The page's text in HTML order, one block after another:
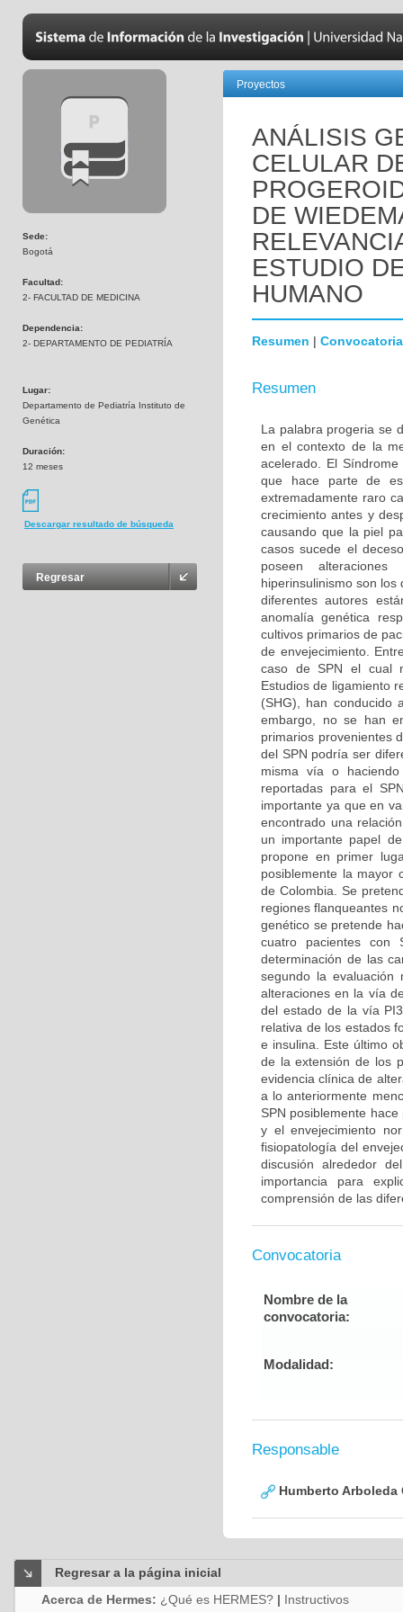
Sede:
Bogotá
Facultad:
2- FACULTAD DE MEDICINA
Dependencia:
2- DEPARTAMENTO DE PEDIATRÍA
Lugar:
Departamento de Pediatría Instituto de
Genética
Duración:
12 meses
Descargar resultado de búsqueda
Regresar
Proyectos
ANÁLISIS
CELULAR
DE
ESTUDIO
HUMANO
Resumen | Convocatoria
Resumen
La palabra progeria se
en el contexto de la
acelerado. El
que hace parte de
extremadamente raro
crecimiento antes y
causando que la piel
casos sucede el
poseen alteraciones
hiperinsulinismo son
diferentes autores
anomalía genética
cultivos primarios de
de envejecimiento.
caso de SPN el cual
Estudios de ligamiento
(SHG), han conducido
embargo, no se han
primarios provenientes
del SPN podría ser
misma vía o
reportadas para el
importante ya que en
encontrado una
un importante papel
propone en primer
posiblemente la mayor
de Colombia. Se
regiones flanqueantes
genético se pretende
cuatro pacientes con
determinación de las
segundo la evaluación
alteraciones en la vía
del estado de la vía
relativa de los estados
e insulina. Este último
de la extensión de los
evidencia clínica de
a lo anteriormente
SPN posiblemente
y el envejecimiento
fisiopatología del
discusión alrededor
importancia para
comprensión de las
Convocatoria
Nombre de la
convocatoria:
Modalidad:
Responsable
Humberto Arboleda
Regresar a la página inicial
Acerca de Hermes: ¿Qué es HERMES? | Instructivos